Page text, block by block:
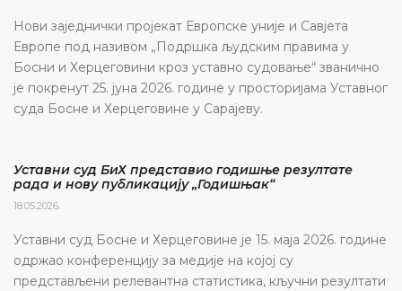
Нови заједнички пројекат Европске уније и Савјета
Европе под називом „Подршка људским правима у
Босни и Херцеговини кроз уставно судовање“ званично
је покренут 25. јуна 2026. године у просторијама Уставног
суда Босне и Херцеговине у Сарајеву.
Уставни суд БиХ представио годишње резултате
рада и нову публикацију „Годишњак“
18.05.2026.
Уставни суд Босне и Херцеговине је 15. маја 2026. године
одржао конференцију за медије на којој су
представљени релевантна статистика, кључни резултати